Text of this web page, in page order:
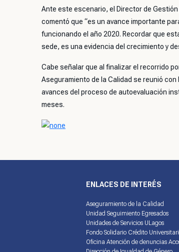
Ante este escenario, el Director de
comentó que “es un avance importante
funcionando el año 2020. Recordar que
sede, es una evidencia del crecimiento y
Cabe señalar que al finalizar el recorrido
Aseguramiento de la Calidad se reunió
avances del proceso de autoevaluación
meses.
ENLACES DE INTERÉS
Aseguramiento de la Calidad
Unidad Seguimiento Egresados
Unidades de Servicios ULagos
Fondo Solidario Crédito
Oficina Atención de denuncias